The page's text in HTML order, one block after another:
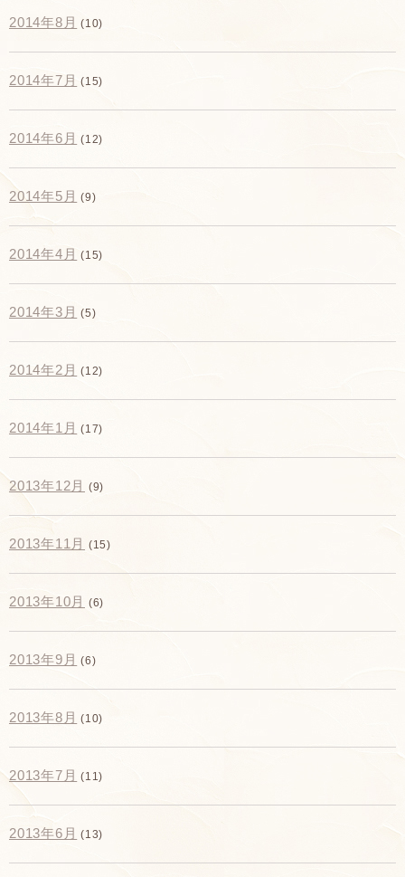
2014年8月 (10)
2014年7月 (15)
2014年6月 (12)
2014年5月 (9)
2014年4月 (15)
2014年3月 (5)
2014年2月 (12)
2014年1月 (17)
2013年12月 (9)
2013年11月 (15)
2013年10月 (6)
2013年9月 (6)
2013年8月 (10)
2013年7月 (11)
2013年6月 (13)